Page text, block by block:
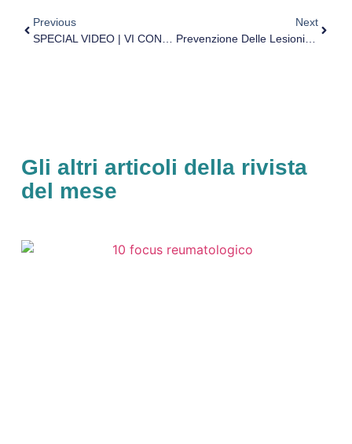
Previous
Next
Prevenzione Delle Lesioni Muscolari: È Possibile Oggi In Una Squadra Top Level? Video Con Il Prof. Pintus
Gli altri articoli della rivista
del mese